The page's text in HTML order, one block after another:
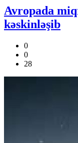
Avropada
kəskinləşib
0
0
28